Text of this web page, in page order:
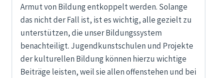
Armut von Bildung entkoppelt werden. Solange
das nicht der Fall ist, ist es wichtig, alle gezielt zu
unterstützen, die unser Bildungssystem
benachteiligt. Jugendkunstschulen und Projekte
der kulturellen Bildung können hierzu wichtige
Beiträge leisten, weil sie allen offenstehen und bei